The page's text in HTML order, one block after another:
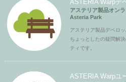
ASTERIA Warpデ
アステリア製品オン
Asteria Park
アステリア製品デベロ
ちょっとしたの疑問解
ティです。
ASTERIA Warpユ